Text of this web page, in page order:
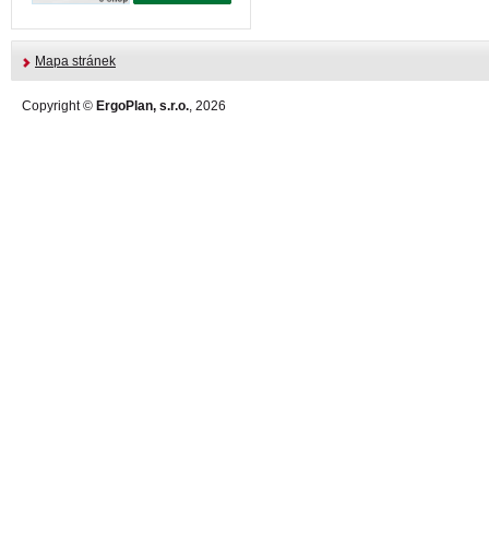
Mapa stránek
Copyright © ErgoPlan, s.r.o., 2026